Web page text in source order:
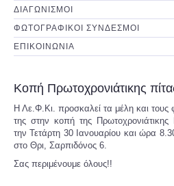
ΔΙΑΓΩΝΙΣΜΟΙ
ΦΩΤΟΓΡΑΦΙΚΟΙ ΣΥΝΔΕΣΜΟΙ
ΕΠΙΚΟΙΝΩΝΙΑ
Κοπή Πρωτοχρονιάτικης
Η Λε.Φ.Κι. προσκαλεί τα μέλη και τους
της στην κοπή της Πρωτοχρονιάτικης
την Τετάρτη 30 Ιανουαρίου και ώρα
στο Θρι, Σαρπιδόνος 6.
Σας περιμένουμε όλους!!